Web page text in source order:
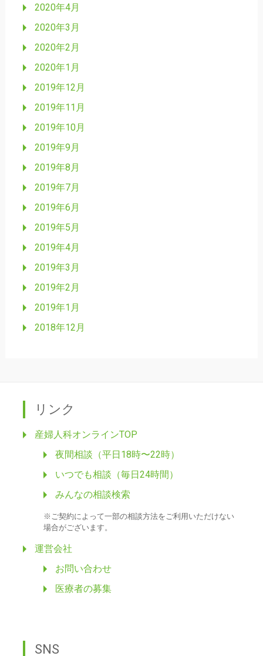
2020年4月
2020年3月
2020年2月
2020年1月
2019年12月
2019年11月
2019年10月
2019年9月
2019年8月
2019年7月
2019年6月
2019年5月
2019年4月
2019年3月
2019年2月
2019年1月
2018年12月
リンク
産婦人科オンラインTOP
夜間相談（平日18時〜22時）
いつでも相談（毎日24時間）
みんなの相談検索
※ご契約によって一部の相談方法をご利用いただけない
場合がございます。
運営会社
お問い合わせ
医療者の募集
SNS